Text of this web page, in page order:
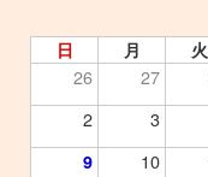
日 月 火
26 27
2
3
9 10